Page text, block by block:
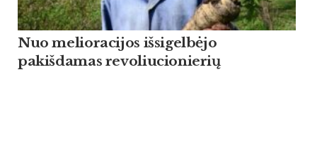
Nuo melioracijos išsigelbėjo
pakišdamas revoliucionierių